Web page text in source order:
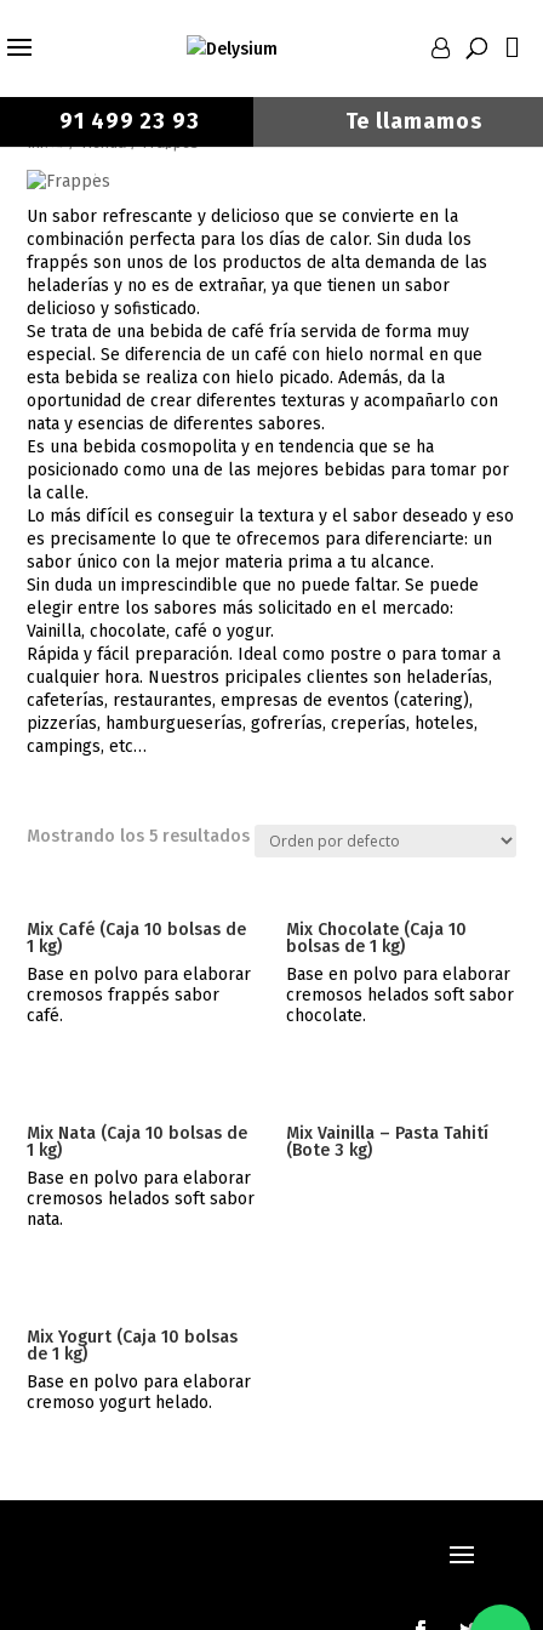
91 499 23 93 Te llamamos
X Cerrar
Nombre
Teléfono
He leído y acepto la Política de privacidad.
LLAMADME
Inicio/Tienda/ Frappés
Frappés
Un sabor refrescante y delicioso que se convierte en la
combinación perfecta para los días de calor. Sin duda los
frappés son unos de los productos de alta demanda de las
heladerías y no es de extrañar, ya que tienen un sabor
delicioso y sofisticado.
Se trata de una bebida de café fría servida de forma muy
especial. Se diferencia de un café con hielo normal en que
esta bebida se realiza con hielo picado. Además, da la
oportunidad de crear diferentes texturas y acompañarlo con
nata y esencias de diferentes sabores.
Es una bebida cosmopolita y en tendencia que se ha
posicionado como una de las mejores bebidas para tomar por
la calle.
Lo más difícil es conseguir la textura y el sabor deseado y eso
es precisamente lo que te ofrecemos para diferenciarte: un
sabor único con la mejor materia prima a tu alcance.
Sin duda un imprescindible que no puede faltar. Se puede
elegir entre los sabores más solicitado en el mercado:
Vainilla, chocolate, café o yogur.
Rápida y fácil preparación. Ideal como postre o para tomar a
cualquier hora. Nuestros pricipales clientes son heladerías,
cafeterías, restaurantes, empresas de eventos (catering),
pizzerías, hamburgueserías, gofrerías, creperías, hoteles,
campings, etc…
Mostrando los 5 resultados
Mix Café (Caja 10 bolsas de
1 kg)
Base en polvo para elaborar
cremosos frappés sabor
café.
Mix Chocolate (Caja 10
bolsas de 1 kg)
Base en polvo para elaborar
cremosos helados soft sabor
chocolate.
Mix Nata (Caja 10 bolsas de
1 kg)
Base en polvo para elaborar
cremosos helados soft sabor
nata.
Mix Vainilla – Pasta Tahití
(Bote 3 kg)
Mix Yogurt (Caja 10 bolsas
de 1 kg)
Base en polvo para elaborar
cremoso yogurt helado.